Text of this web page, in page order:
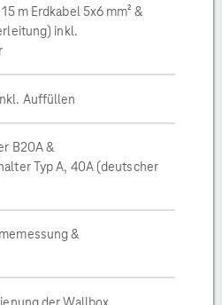
m Erdkabel 5x6 mm² &
inkl.
Auffüllen
B20A &
Typ A, 40A (deutscher
&